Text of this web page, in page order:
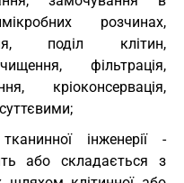
розчинах,
поділ клітин,
фільтрація,
кріоконсервація,
інженерії -
або складається з